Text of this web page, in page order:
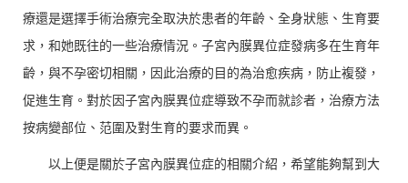
療還是選擇手術治療完全取決於患者的年齡、全身狀態、生育要
求，和她既往的一些治療情況。子宮內膜異位症發病多在生育年
齡，與不孕密切相關，因此治療的目的為治愈疾病，防止複發，
促進生育。對於因子宮內膜異位症導致不孕而就診者，治療方法
按病變部位、范圍及對生育的要求而異。
以上便是關於子宮內膜異位症的相關介紹，希望能夠幫到大